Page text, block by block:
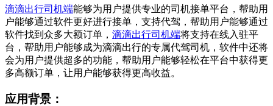
滴滴出行司机端能够为用户提供专业的司机接单平台，帮助用
户能够通过软件更好进行接单，支持代驾，帮助用户能够通过
软件找到众多大额订单， 滴滴出行司机端将支持在线入驻平
台，帮助用户能够成为滴滴出行的专属代驾司机，软件中还将
会为用户提供超多的功能，帮助用户能够轻松在平台中获得更
多高额订单，让用户能够获得更高收益。
应用背景：